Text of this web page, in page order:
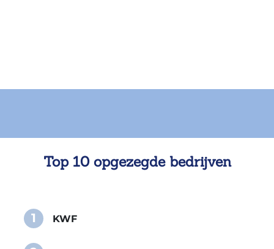
Top 10 opgezegde bedrijven
1 KWF